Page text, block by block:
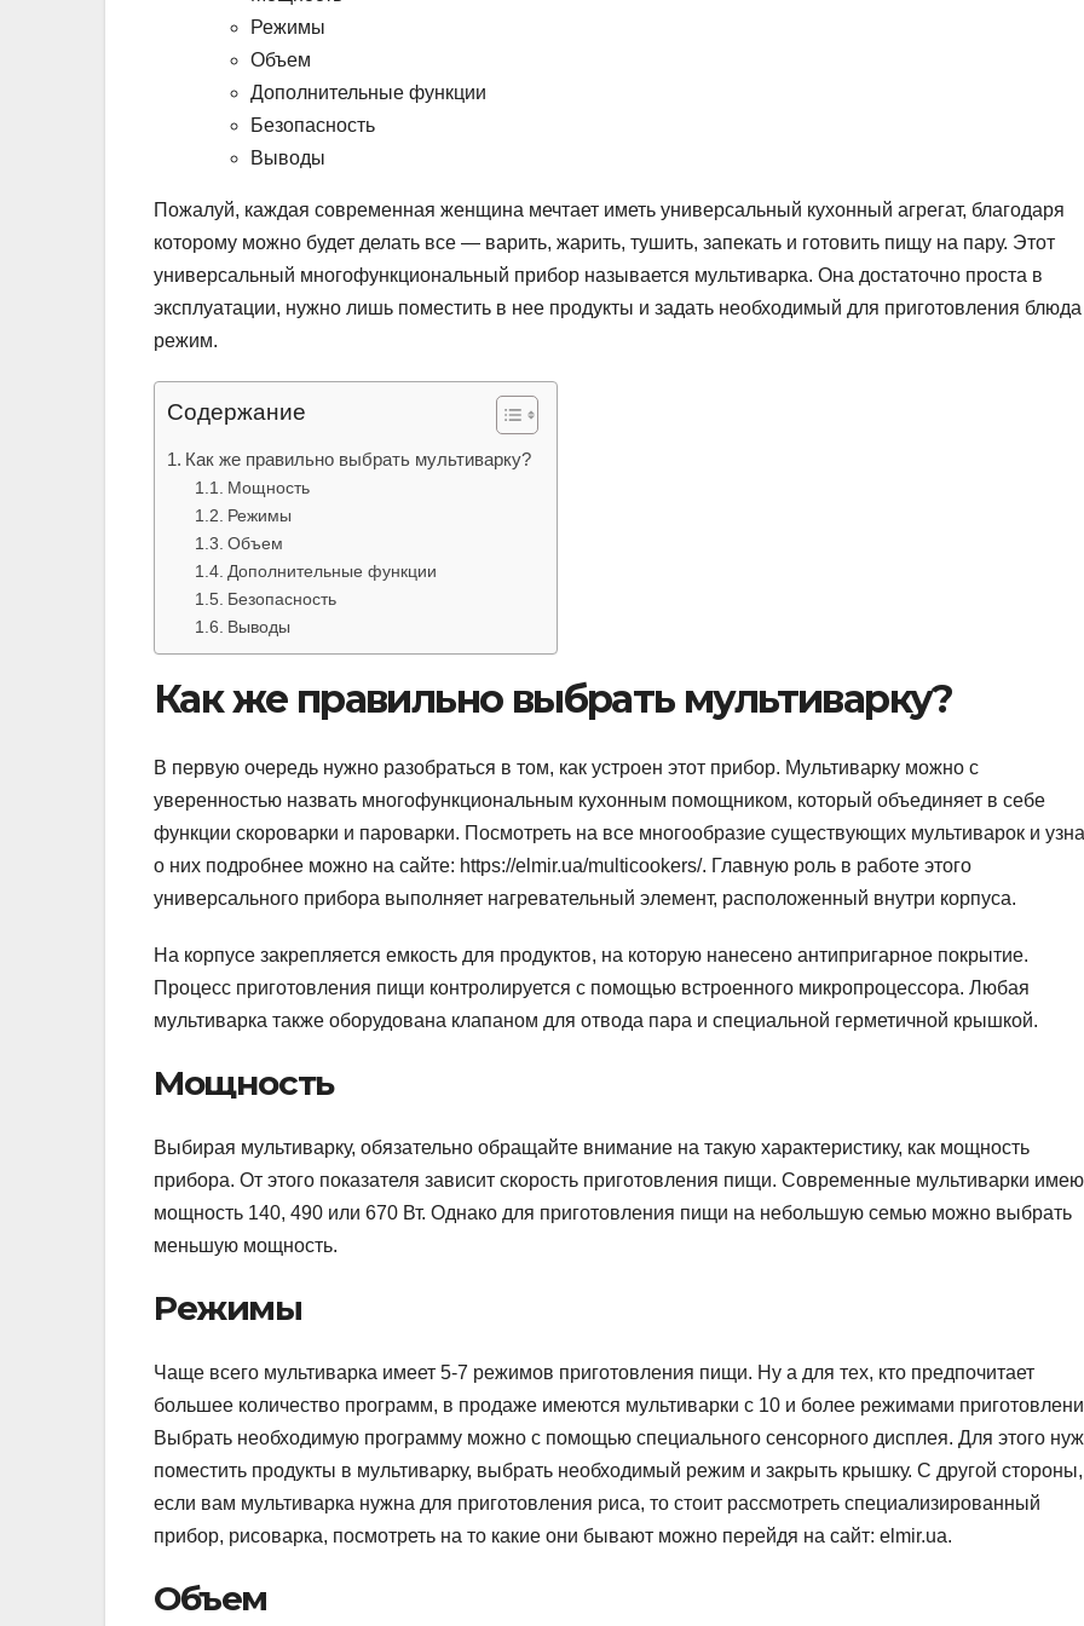
Режимы
Объем
Дополнительные функции
Безопасность
Выводы
Пожалуй, каждая современная женщина мечтает иметь универсальный кухонный агрегат, благодаря
которому можно будет делать все — варить, жарить, тушить, запекать и готовить пищу на пару. Этот
универсальный многофункциональный прибор называется мультиварка. Она достаточно проста в
эксплуатации, нужно лишь поместить в нее продукты и задать необходимый для приготовления блюда
режим.
Содержание
Как же правильно выбрать мультиварку?
Мощность
Режимы
Объем
Дополнительные функции
Безопасность
Выводы
Как же правильно выбрать мультиварку?
В первую очередь нужно разобраться в том, как устроен этот прибор. Мультиварку можно с
уверенностью назвать многофункциональным кухонным помощником, который объединяет в себе
функции скороварки и пароварки. Посмотреть на все многообразие существующих мультиварок и
о них подробнее можно на сайте: https://elmir.ua/multicookers/. Главную роль в работе этого
универсального прибора выполняет нагревательный элемент, расположенный внутри корпуса.
На корпусе закрепляется емкость для продуктов, на которую нанесено антипригарное покрытие.
Процесс приготовления пищи контролируется с помощью встроенного микропроцессора. Любая
мультиварка также оборудована клапаном для отвода пара и специальной герметичной крышкой.
Мощность
Выбирая мультиварку, обязательно обращайте внимание на такую характеристику, как мощность
прибора. От этого показателя зависит скорость приготовления пищи. Современные мультиварки
мощность 140, 490 или 670 Вт. Однако для приготовления пищи на небольшую семью можно выбрать
меньшую мощность.
Режимы
Чаще всего мультиварка имеет 5-7 режимов приготовления пищи. Ну а для тех, кто предпочитает
большее количество программ, в продаже имеются мультиварки с 10 и более режимами
Выбрать необходимую программу можно с помощью специального сенсорного дисплея. Для этого
поместить продукты в мультиварку, выбрать необходимый режим и закрыть крышку. С другой стороны,
если вам мультиварка нужна для приготовления риса, то стоит рассмотреть специализированный
прибор, рисоварка, посмотреть на то какие они бывают можно перейдя на сайт: elmir.ua.
Объем